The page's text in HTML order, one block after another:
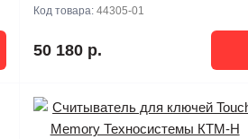
Код товара:44305-01
50 180 р.